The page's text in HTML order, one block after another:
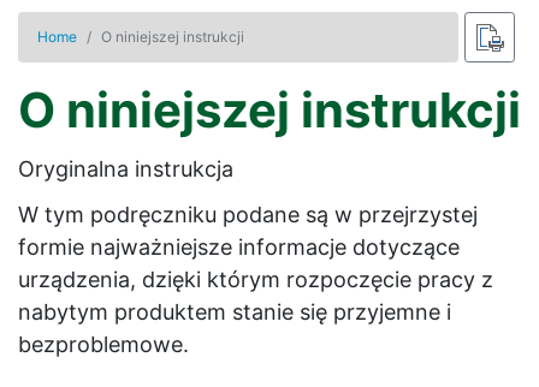
Home O niniejszej instrukcji
O niniejszej instrukcji
Oryginalna instrukcja
W tym podręczniku podane są w przejrzystej
formie najważniejsze informacje dotyczące
urządzenia, dzięki którym rozpoczęcie pracy z
nabytym produktem stanie się przyjemne i
bezproblemowe.